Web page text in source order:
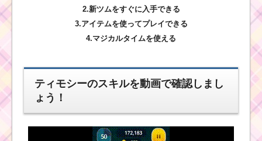
2.新ツムをすぐに入手できる
3.アイテムを使ってプレイできる
4.マジカルタイムを使える
ティモシーのスキルを動画で確認しまし
ょう！